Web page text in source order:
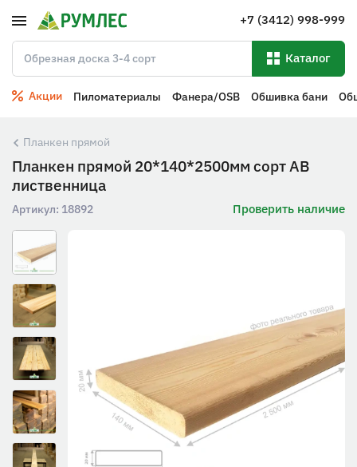
+7 (3412) 998-999
Каталог
Акции Пиломатериалы Фанера/OSB Обшивка бани
Планкен прямой
Планкен прямой 20*140*2500мм сорт АВ
лиственница
Артикул: 18892 Проверить наличие